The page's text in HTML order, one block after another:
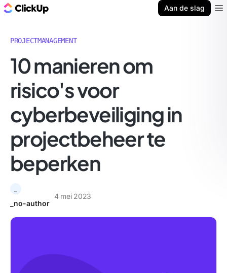
Aan de slag
PROJECTMANAGEMENT
10 manieren om
risico's voor
cyberbeveiliging in
projectbeheer te
beperken
_no-author
4 mei 2023